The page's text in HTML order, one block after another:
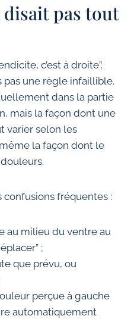
pas tout
c’est à droite”.
pas une règle infaillible.
dans la partie
mais la façon dont une
varier selon les
la façon dont le
fréquentes :
au milieu du ventre au
;
que prévu, ou
perçue à gauche
automatiquement